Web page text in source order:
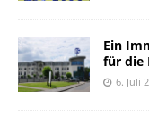
Ein
für die
6. Juli